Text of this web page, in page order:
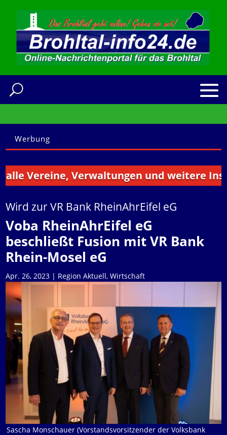
Werbung
Verwaltungen und weitere
Wird zur VR Bank RheinAhrEifel eG
Voba RheinAhrEifel eG
beschließt Fusion mit VR Bank
Rhein-Mosel eG
Apr. 26, 2023 | Region Aktuell, Wirtschaft
Sascha Monschauer (Vorstandsvorsitzender der Volksbank